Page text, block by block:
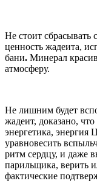
Не стоит сбрасывать
ценность жадеита,
бани. Минерал
атмосферу.
Не лишним будет
жадеит, доказано,
энергетика, энергия
уравновесить
ритм сердцу, и даже
парильщика, верить
фактические